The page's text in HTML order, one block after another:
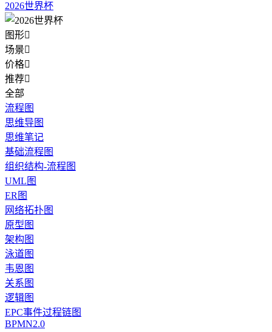
2026世界杯
图形
场景
价格
推荐
全部
流程图
思维导图
思维笔记
基础流程图
组织结构-流程图
UML图
ER图
网络拓扑图
原型图
架构图
泳道图
韦恩图
关系图
逻辑图
EPC事件过程链图
BPMN2.0